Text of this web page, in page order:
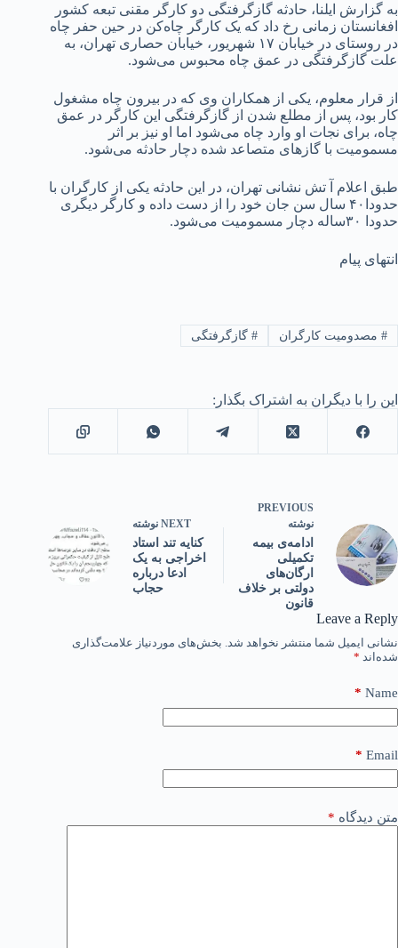
به گزارش ایلنا، حادثه گازگرفتگی دو کارگر مقنی تبعه کشور
افغانستان زمانی رخ داد که یک کارگر چاه‌کن در حین حفر چاه
در روستای در خیابان ۱۷ شهریور، خیابان حصاری تهران، به
علت گازگرفتگی در عمق چاه محبوس می‌شود.
از قرار معلوم، یکی از همکاران وی که در بیرون چاه مشغول
کار بود، پس از مطلع شدن از گازگرفتگی این کارگر در عمق
چاه، برای نجات او وارد چاه می‌شود اما او نیز بر اثر
مسمومیت با گازهای متصاعد شده دچار حادثه می‌شود.
طبق اعلام آ تش نشانی تهران، در این حادثه یکی از کارگران با
حدودا۴۰ سال سن جان خود را از دست داده و کارگر دیگری
حدودا ۳۰ساله دچار مسمومیت می‌شود.
انتهای پیام
#مصدومیت کارگران #گازگرفتگی
این را با دیگران به اشتراک بگذار:
PREVIOUS
نوشته
ادامه‌ی بیمه
تکمیلی
ارگان‌های
دولتی بر خلاف
قانون
NEXT نوشته
کنایه تند استاد
اخراجی به یک
ادعا درباره
حجاب
Leave a Reply
نشانی ایمیل شما منتشر نخواهد شد. بخش‌های موردنیاز علامت‌گذاری
شده‌اند *
Name
*
Email
*
متن دیدگاه *